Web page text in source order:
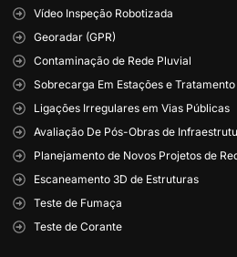
Vídeo Inspeção Robotizada
Georadar (GPR)
Contaminação de Rede Pluvial
Sobrecarga Em Estações e Tratamento
Ligações Irregulares em Vias Públicas
Avaliação De Pós-Obras de
Planejamento de Novos Projetos de
Escaneamento 3D de Estruturas
Teste de Fumaça
Teste de Corante